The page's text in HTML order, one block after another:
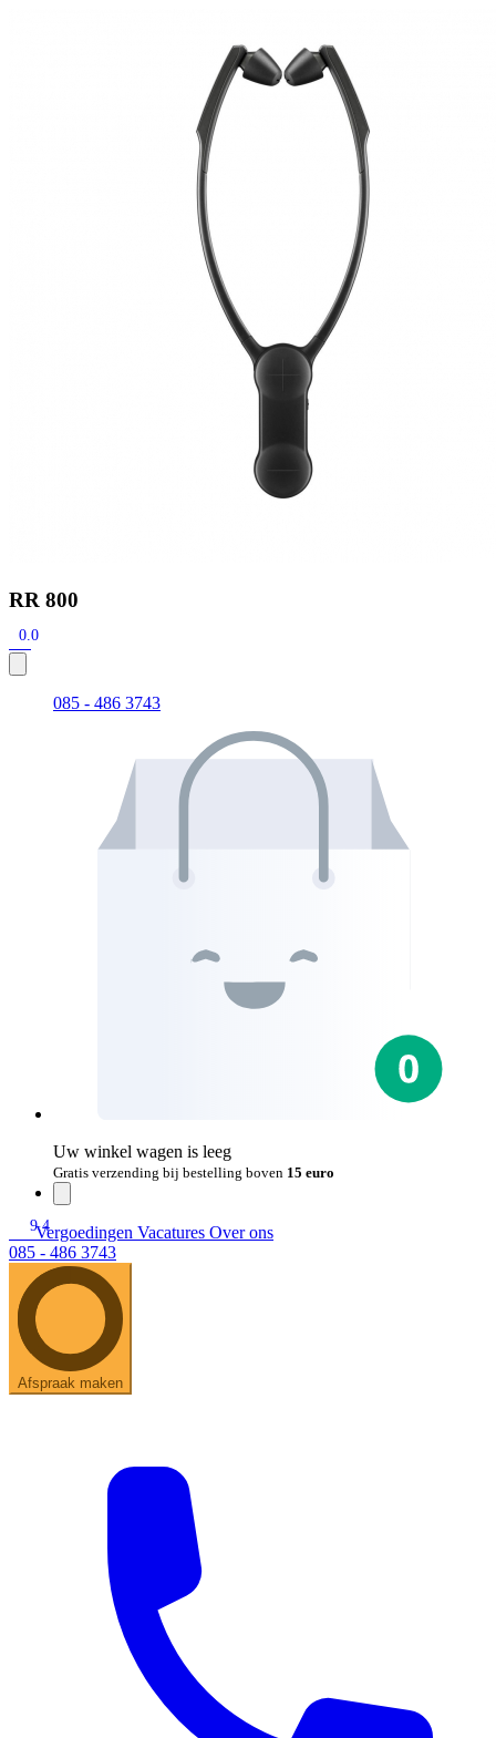
Signia Pure BCT IX Signia Silk IX
Audio Service R LI 7
Widex filters
Signia Active Mini IX - Oplaadbaar
De Signia Active Mini IX is het nieuwste hoortoestel van Signia.
RR 800
0.0
085 - 486 3743
Uw winkel wagen is leeg
Gratis verzending bij bestelling boven 15 euro
9.4
Vergoedingen Vacatures Over ons
085 - 486 3743
Afspraak maken